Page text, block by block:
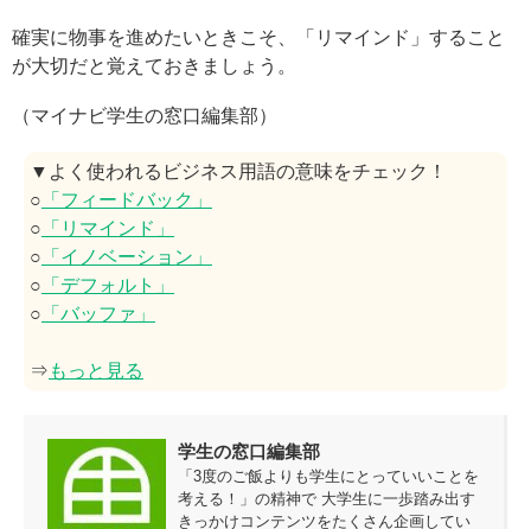
確実に物事を進めたいときこそ、「リマインド」すること
が大切だと覚えておきましょう。
（マイナビ学生の窓口編集部）
▼よく使われるビジネス用語の意味をチェック！
○ 「フィードバック」
○ 「リマインド」
○ 「イノベーション」
○ 「デフォルト」
○ 「バッファ」
⇒ もっと見る
学生の窓口編集部
「3度のご飯よりも学生にとっていいことを
考える！」の精神で 大学生に一歩踏み出す
きっかけコンテンツをたくさん企画してい